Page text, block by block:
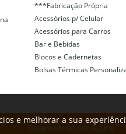
***Fabricação Própria
Acessórios p/ Celular
Acessórios para Carros
Bar e Bebidas
Blocos e Cadernetas
Bolsas Térmicas
Desenvolvido porA. Jung
e melhorar a sua